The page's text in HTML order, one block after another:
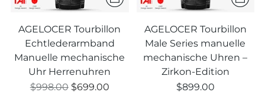
AGELOCER Tourbillon
Echtlederarmband
Manuelle mechanische
Uhr Herrenuhren
Regulärer
$998.00 $699.00
AGELOCER Tourbillon
Male Series manuelle
mechanische Uhren –
Zirkon-Edition
$899.00